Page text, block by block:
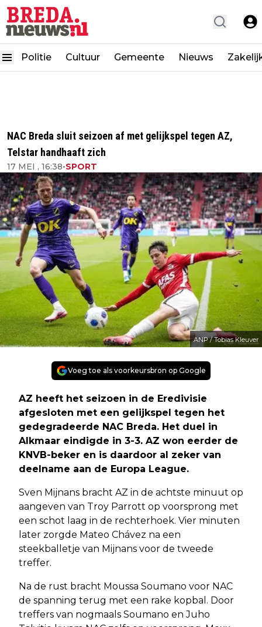
Politie Cultuur Gemeente Nieuws
NAC Breda sluit seizoen af met gelijkspel tegen AZ,
Telstar handhaaft zich
17 MEI , 16:38•SPORT
ANP / Tobias Kleuver
Voeg toe als voorkeursbron op Google
AZ heeft het seizoen in de Eredivisie
afgesloten met een gelijkspel tegen het
gedegradeerde NAC Breda. Het duel in
Alkmaar eindigde in 3-3. AZ won eerder de
KNVB-beker en is daardoor al zeker van
deelname aan de Europa League.
Sven Mijnans bracht AZ in de achtste minuut op
aangeven van Troy Parrott op voorsprong met
een schot laag in de rechterhoek. Vier minuten
later zorgde Mateo Chávez na een
steekballetje van Mijnans voor de tweede
treffer.
Na de rust bracht Moussa Soumano voor NAC
de spanning terug met een rake kopbal. Door
treffers van nogmaals Soumano en Juho